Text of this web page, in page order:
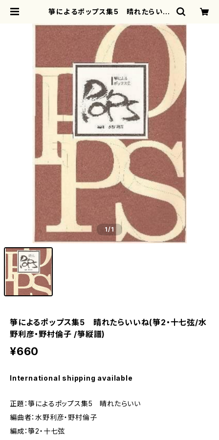
箏によるポップス集5 晴れたらいい
箏縦譜) | motherearth
1/1
箏によるポップス集5 晴れたらいいね(箏2・十七弦/水
野利彦・野村倫子 /箏縦譜)
¥660
International shipping available
正題：箏によるポップス集5 晴れたらいい
編曲者：水野利彦・野村倫子
編成：箏2・十七弦